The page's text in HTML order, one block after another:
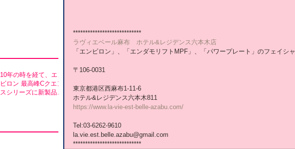
10年の時を経て、エン
ビロン 最高峰Cクエン
スシリーズに新製品誕
****************************
ラヴィエベール麻布　ホテル&レジデンス六本木店
「エンビロン」、「エンダモリフトMPF」、「パワープレート」のフェイシ
〒106-0031
東京都港区西麻布1-11-6
ホテル&レジデンス六本木811
https://www.la-vie-est-belle-azabu.com/
Tel:03-6262-9610
la.vie.est.belle.azabu@gmail.com
****************************